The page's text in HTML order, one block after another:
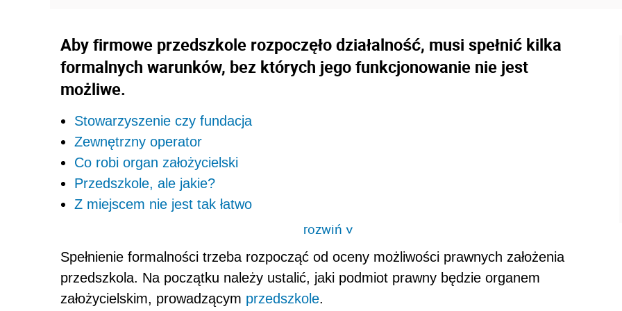
Aby firmowe przedszkole rozpoczęło działalność, musi spełnić kilka
formalnych warunków, bez których jego funkcjonowanie nie jest
możliwe.
Stowarzyszenie czy fundacja
Zewnętrzny operator
Co robi organ założycielski
Przedszkole, ale jakie?
Z miejscem nie jest tak łatwo
rozwiń>
Spełnienie formalności trzeba rozpocząć od oceny możliwości prawnych założenia
przedszkola. Na początku należy ustalić, jaki podmiot prawny będzie organem
założycielskim, prowadzącym przedszkole.